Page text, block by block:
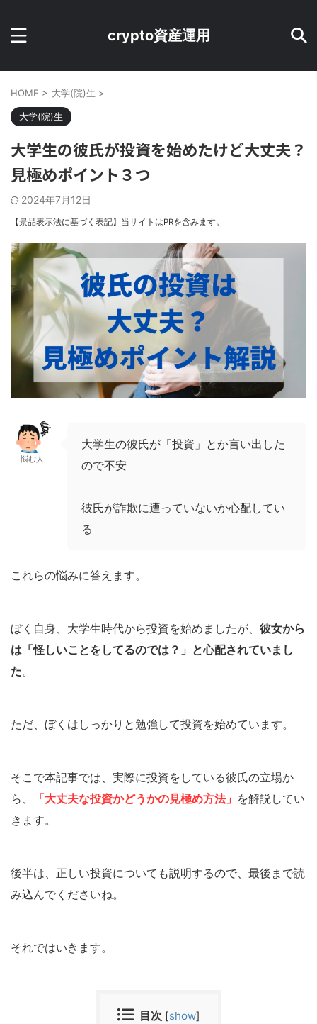
crypto資産運用
HOME > 大学(院)生 >
大学(院)生
大学生の彼氏が投資を始めたけど大丈夫？
見極めポイント３つ
2024年7月12日
【景品表示法に基づく表記】当サイトはPRを含みます。
悩む人
大学生の彼氏が「投資」とか言い出した
ので不安
彼氏が詐欺に遭っていないか心配してい
る
これらの悩みに答えます。
ぼく自身、大学生時代から投資を始めましたが、 彼女から
は「怪しいことをしてるのでは？」と心配されていまし
た。
ただ、ぼくはしっかりと勉強して投資を始めています。
そこで本記事では、実際に投資をしている彼氏の立場か
ら、
「大丈夫な投資かどうかの見極め方法」 を解説してい
きます。
後半は、正しい投資についても説明するので、最後まで読
み込んでくださいね。
それではいきます。
目次 [show]